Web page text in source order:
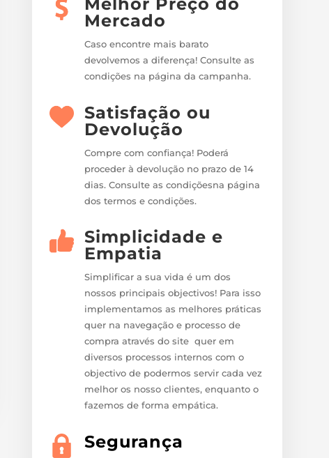
Mercado
Caso encontre mais barato
devolvemos a diferença! Consulte as
condições na página da campanha.
Satisfação ou
Devolução
Compre com confiança! Poderá
proceder à devolução no prazo de 14
dias. Consulte as condiçõesna página
dos termos e condições.
Simplicidade e
Empatia
Simplificar a sua vida é um dos
nossos principais objectivos! Para isso
implementamos as melhores práticas
quer na navegação e processo de
compra através do site quer em
diversos processos internos com o
objectivo de podermos servir cada vez
melhor os nosso clientes, enquanto o
fazemos de forma empática.
Segurança